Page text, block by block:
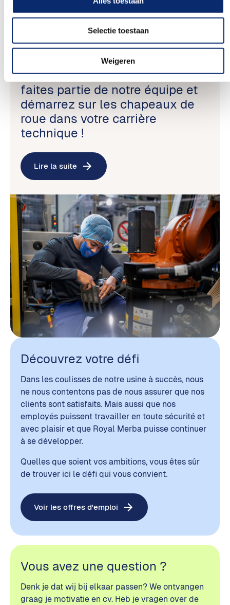
Selectie toestaan
Weigeren
Travailler et apprendre dans le
domaine de la technologie :
faites partie de notre équipe et
démarrez sur les chapeaux de
roue dans votre carrière
technique !
Lire la suite
Découvrez votre défi
Dans les coulisses de notre usine à succès, nous
ne nous contentons pas de nous assurer que nos
clients sont satisfaits. Mais aussi que nos
employés puissent travailler en toute sécurité et
avec plaisir et que Royal Merba puisse continuer
à se développer.
Quelles que soient vos ambitions, vous êtes sûr
de trouver ici le défi qui vous convient.
Voir les offres d'emploi
Vous avez une question ?
Denk je dat wij bij elkaar passen? We ontvangen
graag je motivatie en cv. Heb je vragen over de